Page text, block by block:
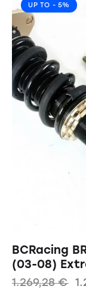
UP TO - 5%
BCRacing
(03-08)
1.269,28€